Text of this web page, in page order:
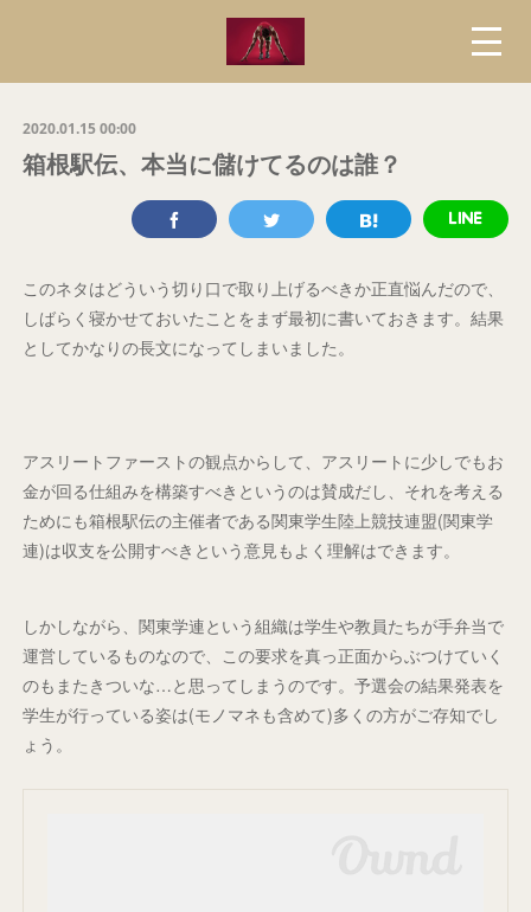
2020.01.15 00:00
箱根駅伝、本当に儲けてるのは誰？
このネタはどういう切り口で取り上げるべきか正直悩んだので、
しばらく寝かせておいたことをまず最初に書いておきます。結果
としてかなりの長文になってしまいました。
アスリートファーストの観点からして、アスリートに少しでもお
金が回る仕組みを構築すべきというのは賛成だし、それを考える
ためにも箱根駅伝の主催者である関東学生陸上競技連盟(関東学
連)は収支を公開すべきという意見もよく理解はできます。
しかしながら、関東学連という組織は学生や教員たちが手弁当で
運営しているものなので、この要求を真っ正面からぶつけていく
のもまたきついな…と思ってしまうのです。予選会の結果発表を
学生が行っている姿は(モノマネも含めて)多くの方がご存知でし
ょう。